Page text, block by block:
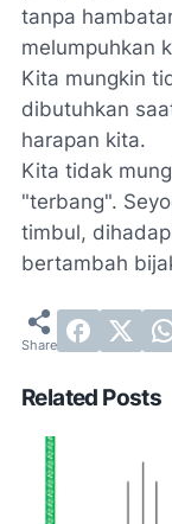
tanpa
melumpuhkan
Kita mungkin
dibutuhkan
harapan kita.
Kita tidak
"terbang".
timbul,
bertambah
Related Posts